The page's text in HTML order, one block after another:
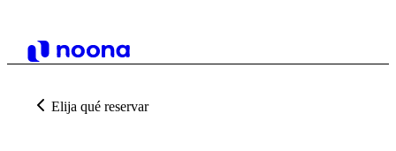
Elija qué reservar